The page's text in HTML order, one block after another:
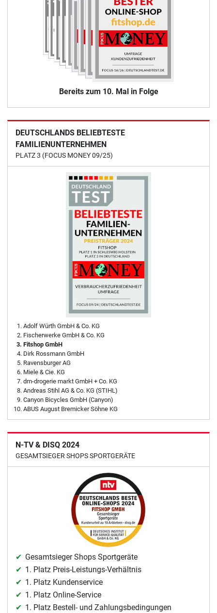
Bereits zum 10. Mal in Folge
DEUTSCHLANDS BELIEBTESTE
FAMILIENUNTERNEHMEN
PLATZ 3 (FOCUS MONEY 09/25)
Adolf Würth GmbH & Co. KG
Fischerwerke GmbH & Co. KG
Fitshop GmbH
Dirk Rossmann GmbH
Ravensburger AG
Miele & Cie. KG
dm-drogerie markt GmbH + Co. KG
Andreas Stihl AG & Co. KG (STIHL)
Canyon Bicycles GmbH (Canyon)
ABUS August Bremicker Söhne KG
N-TV & DISQ 2024
GESAMTSIEGER SHOPS SPORTGERÄTE
Gesamtsieger Shops Sportgeräte
1. Platz Preis-Leistungs-Verhältnis
1. Platz Kundenservice
1. Platz Online-Service
1. Platz Bestell- und Zahlungsbedingungen